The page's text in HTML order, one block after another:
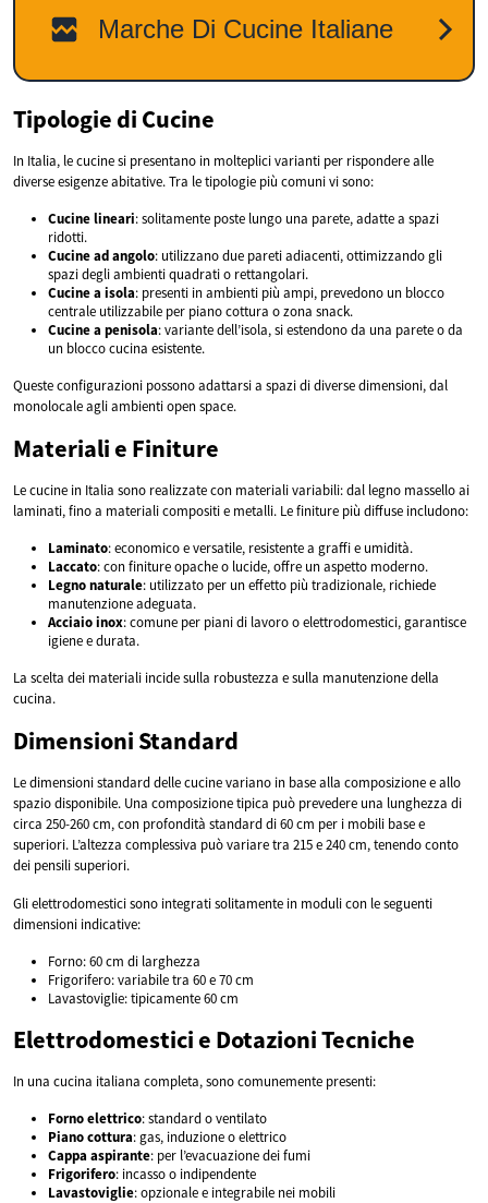
Tipologie di Cucine
In Italia, le cucine si presentano in molteplici varianti per rispondere alle
diverse esigenze abitative. Tra le tipologie più comuni vi sono:
Cucine lineari: solitamente poste lungo una parete, adatte a spazi
ridotti.
Cucine ad angolo: utilizzano due pareti adiacenti, ottimizzando gli
spazi degli ambienti quadrati o rettangolari.
Cucine a isola: presenti in ambienti più ampi, prevedono un blocco
centrale utilizzabile per piano cottura o zona snack.
Cucine a penisola: variante dell’isola, si estendono da una parete o da
un blocco cucina esistente.
Queste configurazioni possono adattarsi a spazi di diverse dimensioni, dal
monolocale agli ambienti open space.
Materiali e Finiture
Le cucine in Italia sono realizzate con materiali variabili: dal legno massello ai
laminati, fino a materiali compositi e metalli. Le finiture più diffuse includono:
Laminato: economico e versatile, resistente a graffi e umidità.
Laccato: con finiture opache o lucide, offre un aspetto moderno.
Legno naturale: utilizzato per un effetto più tradizionale, richiede
manutenzione adeguata.
Acciaio inox: comune per piani di lavoro o elettrodomestici, garantisce
igiene e durata.
La scelta dei materiali incide sulla robustezza e sulla manutenzione della
cucina.
Dimensioni Standard
Le dimensioni standard delle cucine variano in base alla composizione e allo
spazio disponibile. Una composizione tipica può prevedere una lunghezza di
circa 250-260 cm, con profondità standard di 60 cm per i mobili base e
superiori. L’altezza complessiva può variare tra 215 e 240 cm, tenendo conto
dei pensili superiori.
Gli elettrodomestici sono integrati solitamente in moduli con le seguenti
dimensioni indicative:
Forno: 60 cm di larghezza
Frigorifero: variabile tra 60 e 70 cm
Lavastoviglie: tipicamente 60 cm
Elettrodomestici e Dotazioni Tecniche
In una cucina italiana completa, sono comunemente presenti:
Forno elettrico: standard o ventilato
Piano cottura: gas, induzione o elettrico
Cappa aspirante: per l’evacuazione dei fumi
Frigorifero: incasso o indipendente
Lavastoviglie: opzionale e integrabile nei mobili